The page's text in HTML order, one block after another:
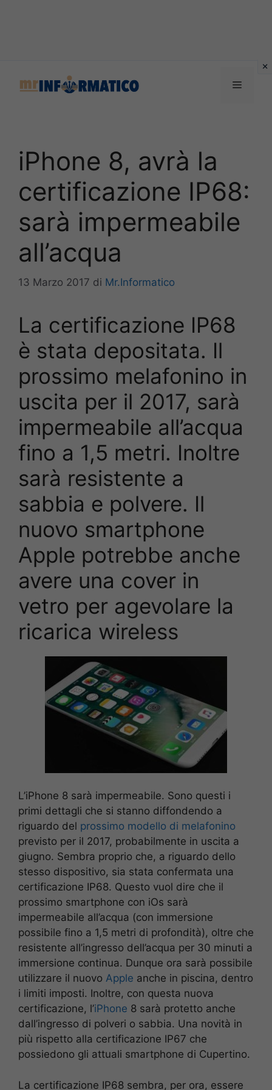
Menu
iPhone 8, avrà la
certificazione IP68:
sarà impermeabile
all’acqua
13 Marzo 2017 di Mr.Informatico
La certificazione IP68
è stata depositata. Il
prossimo melafonino in
uscita per il 2017, sarà
impermeabile all’acqua
fino a 1,5 metri. Inoltre
sarà resistente a
sabbia e polvere. Il
nuovo smartphone
Apple potrebbe anche
avere una cover in
vetro per agevolare la
ricarica wireless
L’iPhone 8 sarà impermeabile. Sono questi i
primi dettagli che si stanno diffondendo a
riguardo del prossimo modello di melafonino
previsto per il 2017, probabilmente in uscita a
giugno. Sembra proprio che, a riguardo dello
stesso dispositivo, sia stata confermata una
certificazione IP68. Questo vuol dire che il
prossimo smartphone con iOs sarà
impermeabile all’acqua (con immersione
possibile fino a 1,5 metri di profondità), oltre che
resistente all’ingresso dell’acqua per 30 minuti a
immersione continua. Dunque ora sarà possibile
utilizzare il nuovo Apple anche in piscina, dentro
i limiti imposti. Inoltre, con questa nuova
certificazione, l’iPhone 8 sarà protetto anche
dall’ingresso di polveri o sabbia. Una novità in
più rispetto alla certificazione IP67 che
possiedono gli attuali smartphone di Cupertino.
La certificazione IP68 sembra, per ora, essere